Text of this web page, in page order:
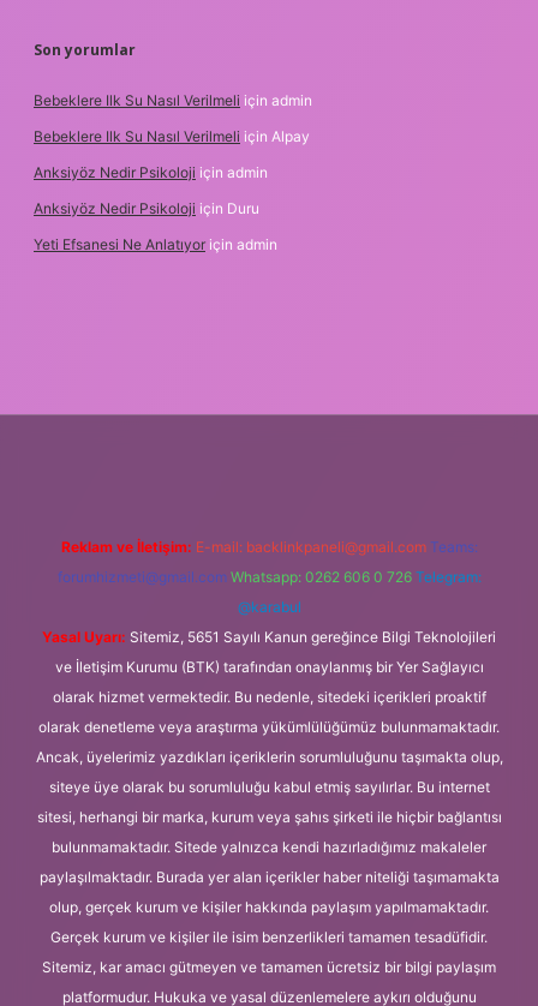
Son yorumlar
Bebeklere Ilk Su Nasıl Verilmeli için admin
Bebeklere Ilk Su Nasıl Verilmeli için Alpay
Anksiyöz Nedir Psikoloji için admin
Anksiyöz Nedir Psikoloji için Duru
Yeti Efsanesi Ne Anlatıyor için admin
Reklam ve İletişim: E-mail: backlinkpaneli@gmail.com Teams:
forumhizmeti@gmail.com Whatsapp: 0262 606 0 726 Telegram:
@karabul
Yasal Uyarı: Sitemiz, 5651 Sayılı Kanun gereğince Bilgi Teknolojileri
ve İletişim Kurumu (BTK) tarafından onaylanmış bir Yer Sağlayıcı
olarak hizmet vermektedir. Bu nedenle, sitedeki içerikleri proaktif
olarak denetleme veya araştırma yükümlülüğümüz bulunmamaktadır.
Ancak, üyelerimiz yazdıkları içeriklerin sorumluluğunu taşımakta olup,
siteye üye olarak bu sorumluluğu kabul etmiş sayılırlar. Bu internet
sitesi, herhangi bir marka, kurum veya şahıs şirketi ile hiçbir bağlantısı
bulunmamaktadır. Sitede yalnızca kendi hazırladığımız makaleler
paylaşılmaktadır. Burada yer alan içerikler haber niteliği taşımamakta
olup, gerçek kurum ve kişiler hakkında paylaşım yapılmamaktadır.
Gerçek kurum ve kişiler ile isim benzerlikleri tamamen tesadüfidir.
Sitemiz, kar amacı gütmeyen ve tamamen ücretsiz bir bilgi paylaşım
platformudur. Hukuka ve yasal düzenlemelere aykırı olduğunu